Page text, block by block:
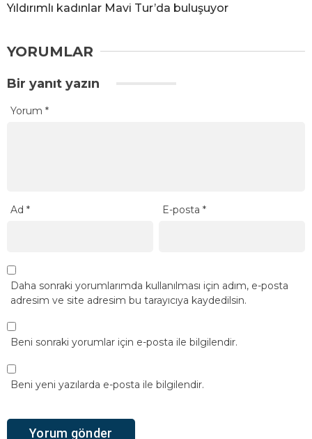
Yıldırımlı kadınlar Mavi Tur’da buluşuyor
YORUMLAR
Bir yanıt yazın
Yorum *
Ad * E-posta*
Daha sonraki yorumlarımda kullanılması için adım, e-posta
adresim ve site adresim bu tarayıcıya kaydedilsin.
Beni sonraki yorumlar için e-posta ile bilgilendir.
Beni yeni yazılarda e-posta ile bilgilendir.